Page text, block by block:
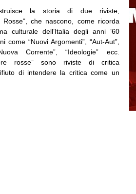
la storia di due riviste,
Rosse”, che nascono, come ricorda
culturale dell’Italia degli anni ’60
come “Nuovi Argomenti”, “Aut-Aut”,
Corrente”, “Ideologie” ecc.
rosse” sono riviste di critica
di intendere la critica come un